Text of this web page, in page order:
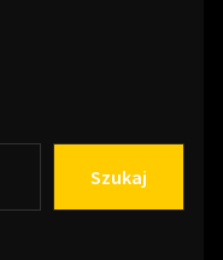
Szukaj